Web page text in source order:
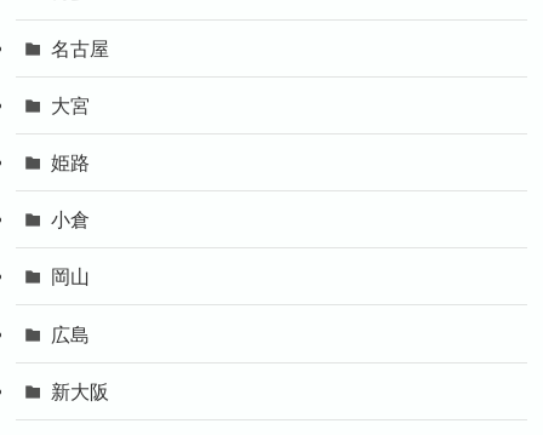
名古屋
大宮
姫路
小倉
岡山
広島
新大阪